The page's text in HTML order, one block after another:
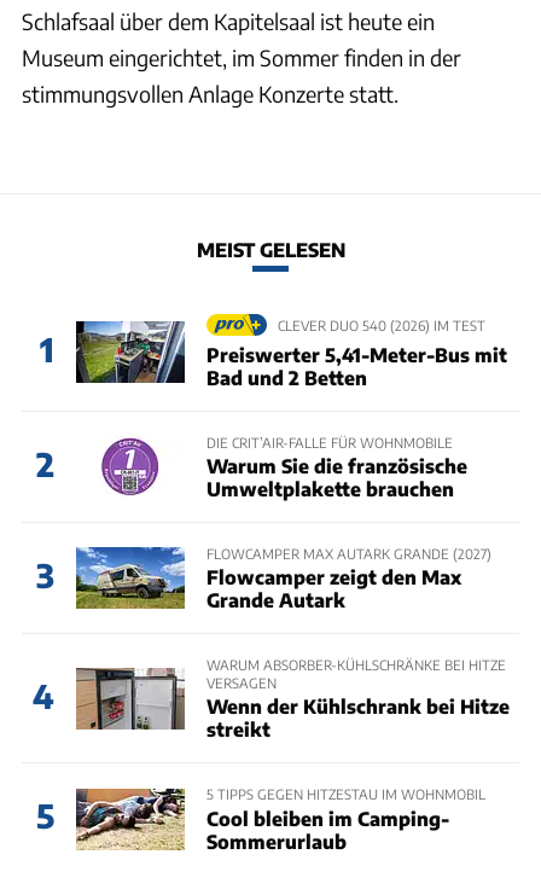
Schlafsaal über dem Kapitelsaal ist heute ein
Museum eingerichtet, im Sommer finden in der
stimmungsvollen Anlage Konzerte statt.
MEIST GELESEN
1
CLEVER DUO 540 (2026) IM TEST
Preiswerter 5,41-Meter-Bus mit
Bad und 2 Betten
2
DIE CRIT’AIR-FALLE FÜR WOHNMOBILE
Warum Sie die französische
Umweltplakette brauchen
3
FLOWCAMPER MAX AUTARK GRANDE (2027)
Flowcamper zeigt den Max
Grande Autark
4
WARUM ABSORBER-KÜHLSCHRÄNKE BEI HITZE
VERSAGEN
Wenn der Kühlschrank bei Hitze
streikt
5
5 TIPPS GEGEN HITZESTAU IM WOHNMOBIL
Cool bleiben im Camping-
Sommerurlaub